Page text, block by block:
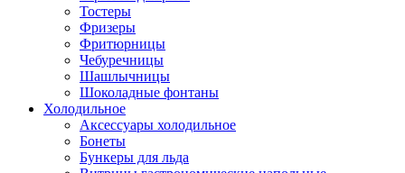
Тостеры
Фризеры
Фритюрницы
Чебуречницы
Шашлычницы
Шоколадные фонтаны
Холодильное
Аксессуары холодильное
Бонеты
Бункеры для льда